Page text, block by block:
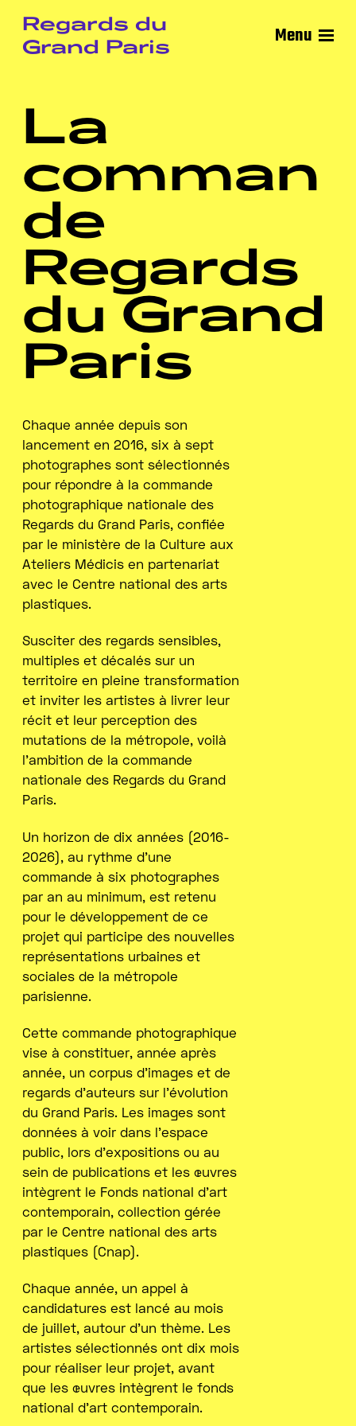
Regards du
Grand Paris
Menu
La
comman
de
Regards
du Grand
Paris
Chaque année depuis son
lancement en 2016, six à sept
photographes sont sélectionnés
pour répondre à la commande
photographique nationale des
Regards du Grand Paris, confiée
par le ministère de la Culture aux
Ateliers Médicis en partenariat
avec le Centre national des arts
plastiques.
Susciter des regards sensibles,
multiples et décalés sur un
territoire en pleine transformation
et inviter les artistes à livrer leur
récit et leur perception des
mutations de la métropole, voilà
l’ambition de la commande
nationale des Regards du Grand
Paris.
Un horizon de dix années (2016-
2026), au rythme d’une
commande à six photographes
par an au minimum, est retenu
pour le développement de ce
projet qui participe des nouvelles
représentations urbaines et
sociales de la métropole
parisienne.
Cette commande photographique
vise à constituer, année après
année, un corpus d’images et de
regards d’auteurs sur l’évolution
du Grand Paris. Les images sont
données à voir dans l’espace
public, lors d’expositions ou au
sein de publications et les œuvres
intègrent le Fonds national d’art
contemporain, collection gérée
par le Centre national des arts
plastiques (Cnap).
Chaque année, un appel à
candidatures est lancé au mois
de juillet, autour d’un thème. Les
artistes sélectionnés ont dix mois
pour réaliser leur projet, avant
que les œuvres intègrent le fonds
national d’art contemporain.